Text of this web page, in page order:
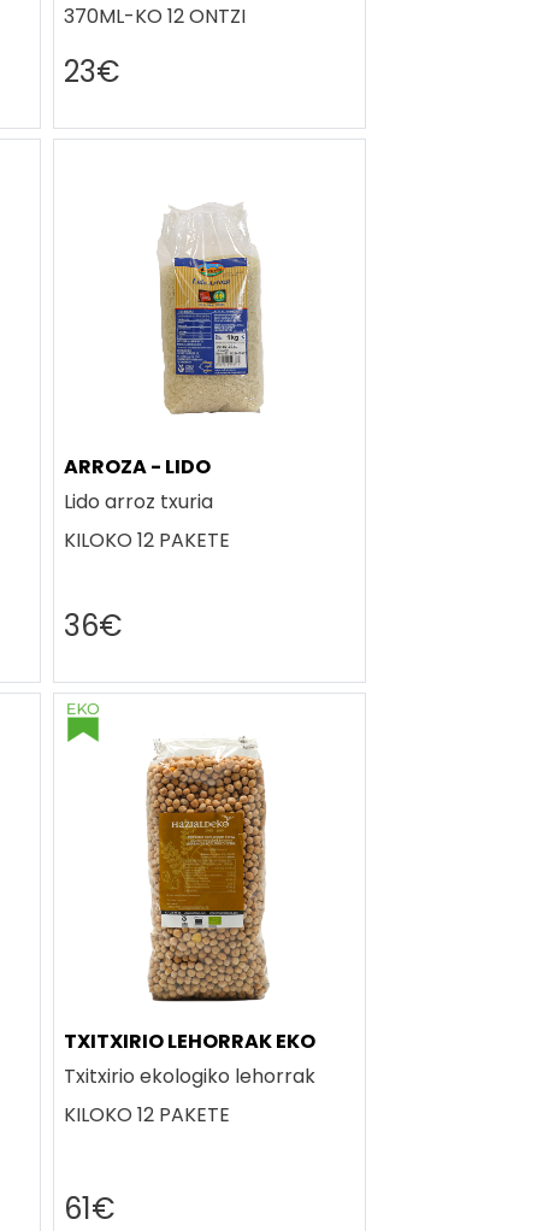
370ML-KO 12 ONTZI
23€
ARROZA - LIDO
Lido arroz txuria
KILOKO 12 PAKETE
36€
TXITXIRIO LEHORRAK EKO
Txitxirio ekologiko lehorrak
KILOKO 12 PAKETE
61€